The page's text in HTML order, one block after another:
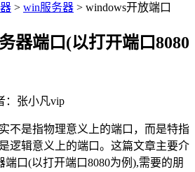
> win服务器 > windows开放端口
器端口(以打开端口8080
：张小凡vip
不是指物理意义上的端口，而是特指
逻辑意义上的端口。这篇文章主要介
端口(以打开端口8080为例),需要的朋